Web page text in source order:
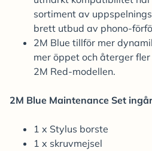
sortiment av
brett utbud av phono-
2M Blue tillför mer
mer öppet och återger
2M Red-modellen.
2M Blue Maintenance Set
1 x Stylus borste
1 x skruvmejsel